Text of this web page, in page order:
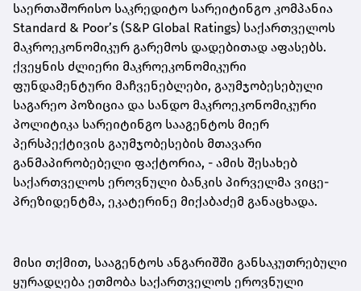
საერთაშორისო საკრედიტო სარეიტინგო კომპანია
Standard & Poor’s (S&P Global Ratings) საქართველოს
მაკროეკონომიკურ გარემოს დადებითად აფასებს.
ქვეყნის ძლიერი მაკროეკონომიკური
ფუნდამენტური მაჩვენებლები, გაუმჯობესებული
საგარეო პოზიცია და სანდო მაკროეკონომიკური
პოლიტიკა სარეიტინგო სააგენტოს მიერ
პერსპექტივის გაუმჯობესების მთავარი
განმაპირობებელი ფაქტორია, - ამის შესახებ
საქართველოს ეროვნული ბანკის პირველმა ვიცე-
პრეზიდენტმა, ეკატერინე მიქაბაძემ განაცხადა.
მისი თქმით, სააგენტოს ანგარიშში განსაკუთრებული
ყურადღება ეთმობა საქართველოს ეროვნული